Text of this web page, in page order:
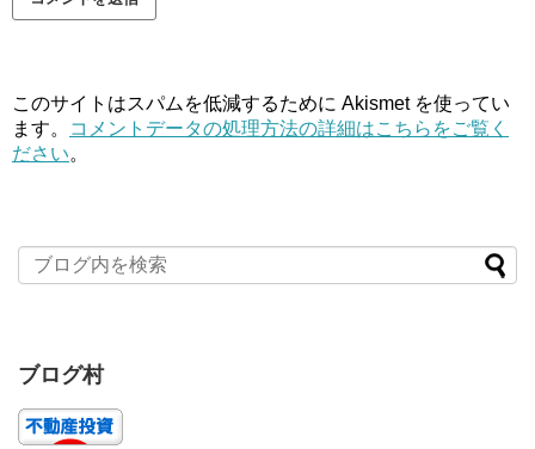
このサイトはスパムを低減するために Akismet を使ってい
ます。
コメントデータの処理方法の詳細はこちらをご覧く
ださい。
ブログ村